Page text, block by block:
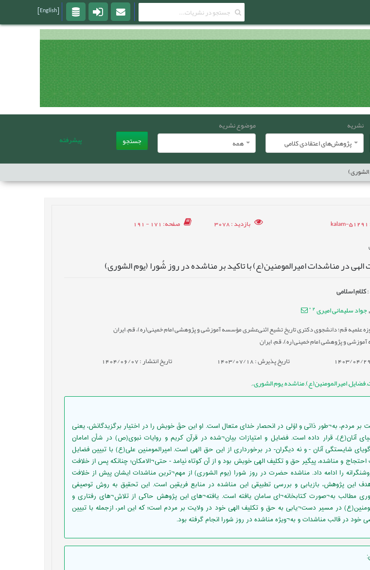
نشریه
پژوهش‌های اعتقادی کلامی
موضوع نشریه
همه
جستجو پیشرفته
الشوری)
بازدید: 3078 صفحه: 171 - 191
الهی در مناشدات امیرالمومنین(ع) با تاکید بر مناشده در روز شُورا (یوم الشوری)
:کلام اسلامی
,جواد سلیمانی امیری2
*
علمیه قم؛ دانشجوی دکتری تاریخ تشیع اثنی‌عشری مؤسسه آموزشی و پژوهشی امام خمینی(ره)، قم، ایران
و پژوهشی امام خمینی(ره)، قم، ایران
تاریخ پذیرش : 1403/07/18 تاریخ انتشار : 1404/06/07
,فضایل,امیرالمومنین(ع),مناشده,یوم الشوری.,
بر مردم، به¬طور ذاتی و اوّلی در انحصار خدای متعال است. او این حقّ خویش را در اختیار برگزیدگانش، یعنی
آنان(ع)، قرار داده است. فضایل و امتیازات بیان¬شده در قرآن کریم و روایات نبوی(ص) در شأن امامان
شایستگی آنان - و نه دیگران- در برخورداری از این حق الهی است. امیرالمومنین علی(ع) با تبیین فضایل
و مناشده، پیگیر حق و تکلیف الهی خویش بود و از آن کوتاه نیامد - حتی¬الامکان؛ چنانکه پس از خلافت
را ادامه داد. مناشده حضرت در روز شورا (یوم الشوری) از مهم¬ترین مناشدات ایشان پیش از خلافت
این پژوهش، بازیابی و بررسی تطبیقی این مناشده در منابع فریقین است. این تحقیق به روش توصیفی
مطالب به¬صورت کتابخانه¬ای سامان یافته است. یافته¬های این پژوهش حاکی از تلاش¬های رفتاری و
در مسیر دست¬یابی به حق و تکلیف الهی خود در ولایت بر مردم است؛ که این امر، ازجمله با تبیین
خود در قالب مناشدات و به¬ویژه مناشده در روز شورا انجام گرفته بود.
:
[English]